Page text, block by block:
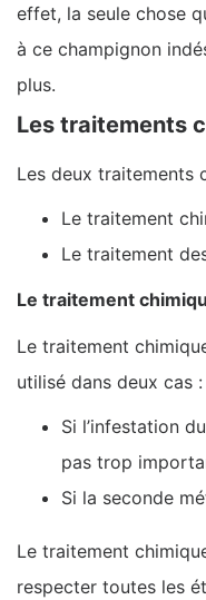
effet, la seule chose
à ce champignon
plus.
Les traitements
Les deux traitements
Le traitement
Le traitement
Le traitement
Le traitement
utilisé dans deux cas :
Si l’infestation
pas trop
Si la seconde
Le traitement
respecter toutes les